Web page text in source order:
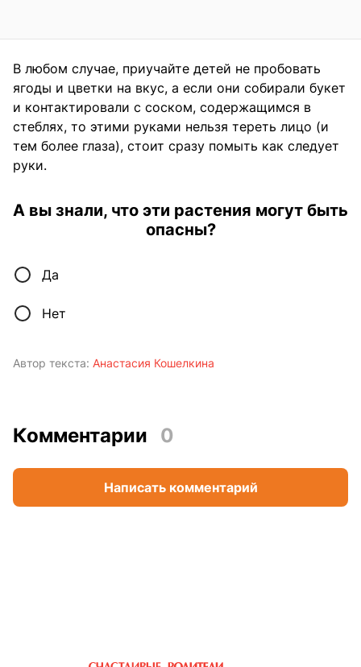
В любом случае, приучайте детей не пробовать
ягоды и цветки на вкус, а если они собирали букет
и контактировали с соском, содержащимся в
стеблях, то этими руками нельзя тереть лицо (и
тем более глаза), стоит сразу помыть как следует
руки.
А вы знали, что эти растения могут быть
опасны?
Да
Нет
Автор текста: Анастасия Кошелкина
Комментарии 0
Написать комментарий